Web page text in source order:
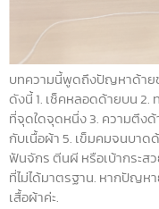
บทความนี้พูดถึงปัญหาด้ายข
ดังนี้ 1. เช็คหลอดด้ายบน
ที่จุดใดจุดหนึ่ง 3. ความตึงด้า
กับเนื้อผ้า 5. เข็มคมจนบาด
ฟันจักร ตีนผี หรือเบ้ากระส
ที่ไม่ได้มาตรฐาน. หากปัญห
เสื้อผ้าค่ะ.